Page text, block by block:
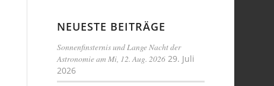
NEUESTE BEITRÄGE
Sonnenfinsternis und Lange Nacht der
Astronomie am Mi, 12. Aug. 2026 29. Juli
2026